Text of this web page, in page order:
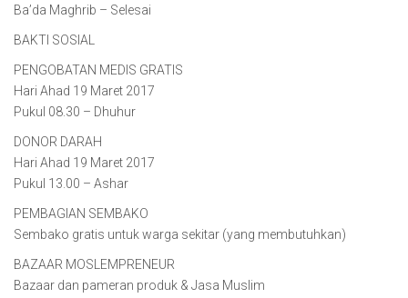
Ba’da Maghrib – Selesai
BAKTI SOSIAL
PENGOBATAN MEDIS GRATIS
Hari Ahad 19 Maret 2017
Pukul 08.30 – Dhuhur
DONOR DARAH
Hari Ahad 19 Maret 2017
Pukul 13.00 – Ashar
PEMBAGIAN SEMBAKO
Sembako gratis untuk warga sekitar (yang membutuhkan)
BAZAAR MOSLEMPRENEUR
Bazaar dan pameran produk & Jasa Muslim